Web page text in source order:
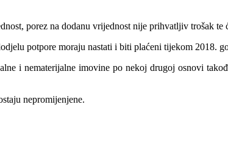
porez na dodanu vrijednost nije prihvatljiv trošak
potpore moraju nastati i biti plaćeni tijekom 2018.
i nematerijalne imovine po nekoj drugoj osnovi
nepromijenjene.